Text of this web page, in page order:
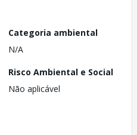
Categoria ambiental
N/A
Risco Ambiental e Social
Não aplicável